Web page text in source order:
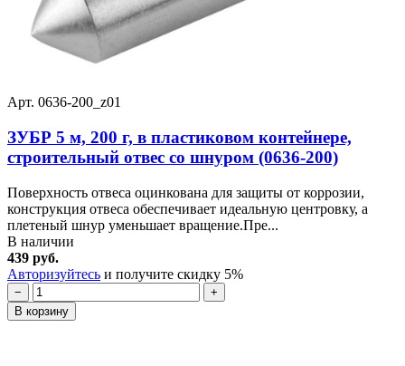
Арт. 0636-200_z01
ЗУБР 5 м, 200 г, в пластиковом контейнере,
строительный отвес со шнуром (0636-200)
Поверхность отвеса оцинкована для защиты от коррозии,
конструкция отвеса обеспечивает идеальную центровку, а
плетеный шнур уменьшает вращение.Пре...
В наличии
439 руб.
Авторизуйтесь и получите скидку 5%
−
+
В корзину